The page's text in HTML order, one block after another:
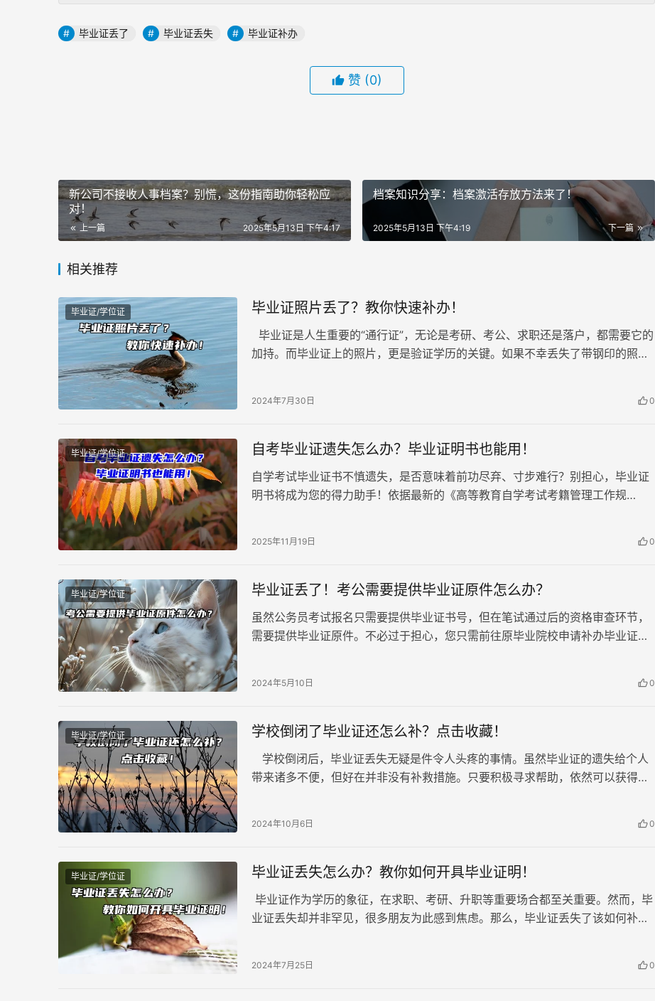
毕业证丢了 毕业证丢失 毕业证补办
赞 (0)
新公司不接收人事档案？别慌，这份指南助你轻松应
对！
上一篇 2025年5月13日 下午4:17
档案知识分享：档案激活存放方法来了！
下一篇
2025年5月13日 下午4:19
相关推荐
毕业证/学位证 毕业证照片丢了？教你快速补办！
毕业证是人生重要的“通行证”，无论是考研、考公、求职还是落户，都需要它的
加持。而毕业证上的照片，更是验证学历的关键。如果不幸丢失了带钢印的照
2024年7月30日 0
毕业证/学位证 自考毕业证遗失怎么办？毕业证明书也能用！
自学考试毕业证书不慎遗失，是否意味着前功尽弃、寸步难行？别担心，毕业证
明书将成为您的得力助手！依据最新的《高等教育自学考试考籍管理工作规
2025年11月19日 0
毕业证/学位证 毕业证丢了！考公需要提供毕业证原件怎么办？
虽然公务员考试报名只需要提供毕业证书号，但在笔试通过后的资格审查环节，
需要提供毕业证原件。不必过于担心，您只需前往原毕业院校申请补办毕业证明
会影响您后续的入职和职称评定
2024年5月10日 0
毕业证/学位证 学校倒闭了毕业证还怎么补？点击收藏！
学校倒闭后，毕业证丢失无疑是件令人头疼的事情。虽然毕业证的遗失给个人
带来诸多不便，但好在并非没有补救措施。只要积极寻求帮助，依然可以获得具
2024年10月6日 0
毕业证/学位证 毕业证丢失怎么办？教你如何开具毕业证明！
毕业证作为学历的象征，在求职、考研、升职等重要场合都至关重要。然而，毕
业证丢失却并非罕见，很多朋友为此感到焦虑。那么，毕业证丢失了该如何补
2024年7月25日 0